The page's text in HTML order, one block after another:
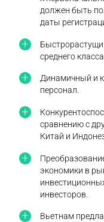
должен быть
даты
среднего класса.
Динамичный и
персонал.
сравнению с
Китай и
экономики в
инвесторов.
Вьетнам